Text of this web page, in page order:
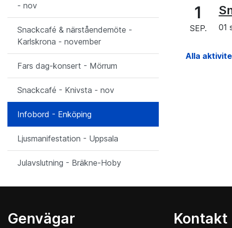
- nov
Snackcafé & närståendemöte -
Karlskrona - november
Fars dag-konsert - Mörrum
Snackcafé - Knivsta - nov
Infobord - Enköping
Ljusmanifestation - Uppsala
Julavslutning - Bräkne-Hoby
1
SEP. 01
Alla
Genvägar Kontakt